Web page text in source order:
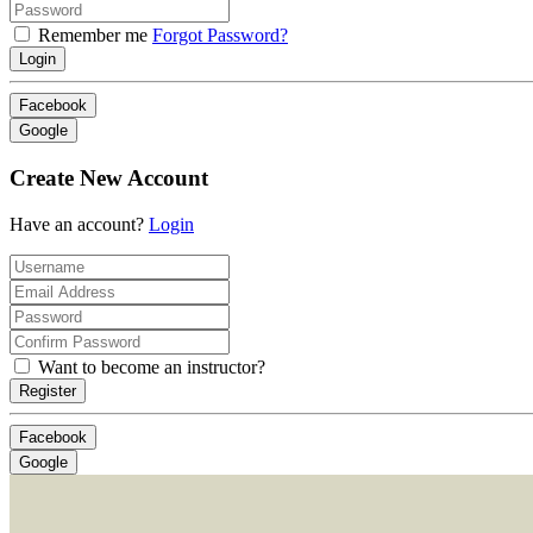
Remember me Forgot Password?
Login
Facebook
Google
Create New Account
Have an account? Login
Want to become an instructor?
Register
Facebook
Google